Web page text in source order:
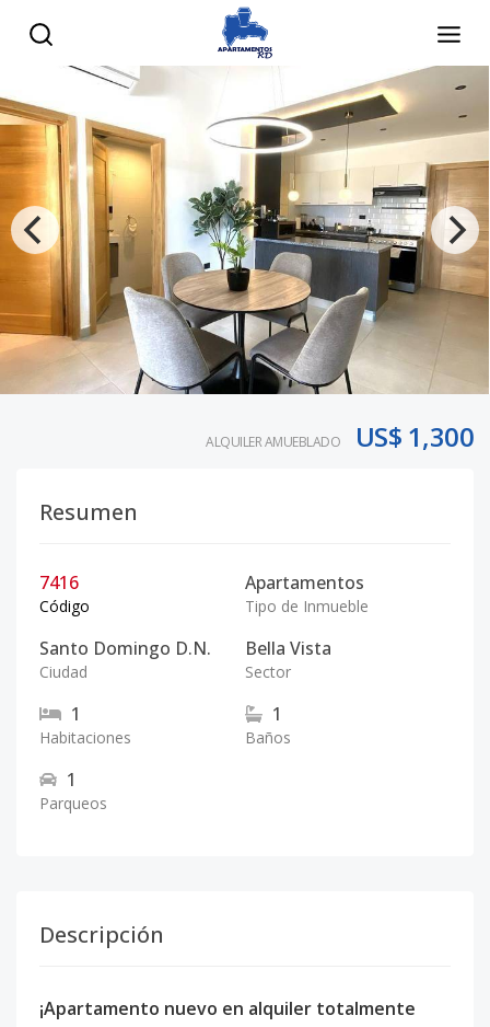
ALQUILER AMUEBLADO US$ 1,300
Resumen
7416
Código
Apartamentos
Tipo de Inmueble
Santo Domingo D.N.
Ciudad
Bella Vista
Sector
1
Habitaciones
1
Baños
1
Parqueos
Descripción
¡Apartamento nuevo en alquiler totalmente